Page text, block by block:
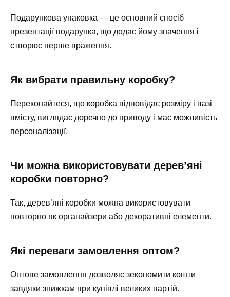
Подарункова упаковка — це основний спосіб
презентації подарунка, що додає йому значення і
створює перше враження.
Як вибрати правильну коробку?
Переконайтеся, що коробка відповідає розміру і вазі
вмісту, виглядає доречно до приводу і має можливість
персоналізації.
Чи можна використовувати дерев’яні
коробки повторно?
Так, дерев’яні коробки можна використовувати
повторно як органайзери або декоративні елементи.
Які переваги замовлення оптом?
Оптове замовлення дозволяє зекономити кошти
завдяки знижкам при купівлі великих партій.